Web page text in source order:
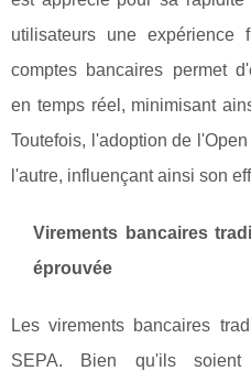
utilisateurs une expérience
comptes bancaires permet
en temps réel, minimisant
Toutefois, l'adoption de
l'autre, influençant ainsi son
Virements bancaires
éprouvée
Les virements bancaires
SEPA. Bien qu'ils